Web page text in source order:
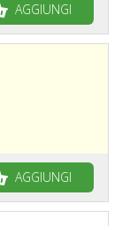
AGGIUNGI
AGGIUNGI